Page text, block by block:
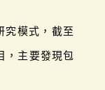
究模式，截至
，主要發現包